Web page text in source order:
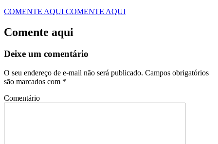
COMENTE AQUI COMENTE AQUI
Comente aqui
Deixe um comentário
O seu endereço de e-mail não será publicado. Campos obrigatórios
são marcados com *
Comentário